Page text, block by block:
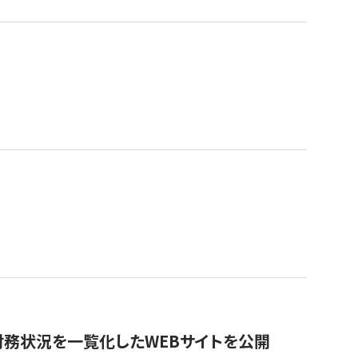
状況を一覧化したWEBサイトを公開